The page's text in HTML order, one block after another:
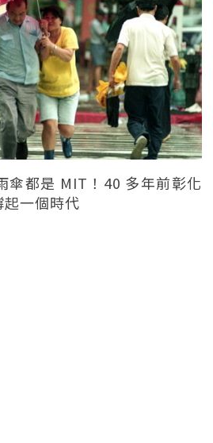
傘都是 MIT！40 多年前彰化
起一個時代